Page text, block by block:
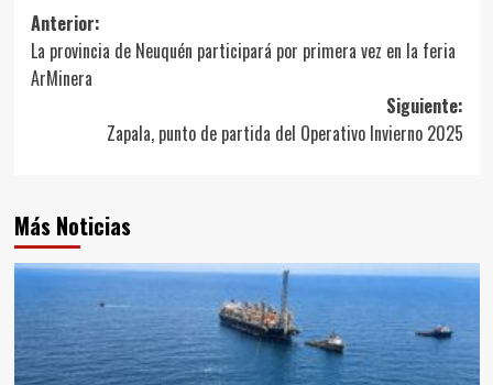
Navegación
de
entradas
Anterior:
La provincia de Neuquén participará por primera vez en la feria
ArMinera
Siguiente:
Zapala, punto de partida del Operativo Invierno 2025
Más Noticias